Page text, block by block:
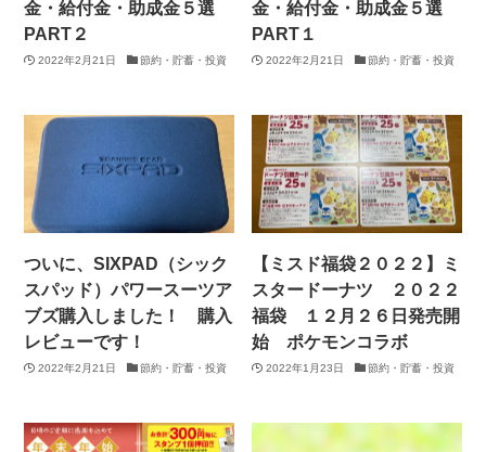
金・給付金・助成金５選
PART２
2022年2月21日 節約・貯蓄・投資
金・給付金・助成金５選
PART１
2022年2月21日 節約・貯蓄・投資
ついに、SIXPAD（シック
スパッド）パワースーツア
ブズ購入しました！ 購入
レビューです！
2022年2月21日 節約・貯蓄・投資
【ミスド福袋２０２２】ミ
スタードーナツ ２０２２
福袋 １２月２６日発売開
始 ポケモンコラボ
2022年1月23日 節約・貯蓄・投資